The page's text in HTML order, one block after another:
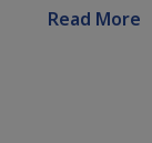
Read More